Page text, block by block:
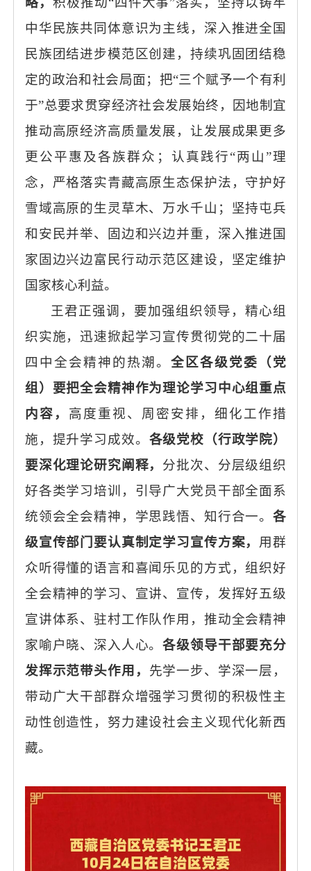
中华民族共同体意识为主线，深入推进全国
民族团结进步模范区创建，持续巩固团结稳
定的政治和社会局面；把“三个赋予一个有利
于”总要求贯穿经济社会发展始终，因地制宜
推动高原经济高质量发展，让发展成果更多
更公平惠及各族群众；认真践行“两山”理
念，严格落实青藏高原生态保护法，守护好
雪域高原的生灵草木、万水千山；坚持屯兵
和安民并举、固边和兴边并重，深入推进国
家固边兴边富民行动示范区建设，坚定维护
国家核心利益。
王君正强调，要加强组织领导，精心组
织实施，迅速掀起学习宣传贯彻党的二十届
四中全会精神的热潮。全区各级党委（党
组）要把全会精神作为理论学习中心组重点
内容， 高度重视、周密安排，细化工作措
施，提升学习成效。 各级党校（行政学院）
要深化理论研究阐释， 分批次、分层级组织
好各类学习培训，引导广大党员干部全面系
统领会全会精神，学思践悟、知行合一。各
级宣传部门要认真制定学习宣传方案， 用群
众听得懂的语言和喜闻乐见的方式，组织好
全会精神的学习、宣讲、宣传，发挥好五级
宣讲体系、驻村工作队作用，推动全会精神
家喻户晓、深入人心。各级领导干部要充分
发挥示范带头作用， 先学一步、学深一层，
带动广大干部群众增强学习贯彻的积极性主
动性创造性，努力建设社会主义现代化新西
藏。